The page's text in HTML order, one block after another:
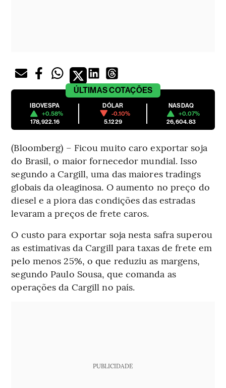
ÚLTIMASCOTAÇÕES
IBOVESPA
+0.58%
178,922.16
DÓLAR
-0.10%
5.1229
NASDAQ
+0.07%
26,604.83
(Bloomberg) – Ficou muito caro exportar soja
do Brasil, o maior fornecedor mundial. Isso
segundo a Cargill, uma das maiores tradings
globais da oleaginosa. O aumento no preço do
diesel e a piora das condições das estradas
levaram a preços de frete caros.
O custo para exportar soja nesta safra superou
as estimativas da Cargill para taxas de frete em
pelo menos 25%, o que reduziu as margens,
segundo Paulo Sousa, que comanda as
operações da Cargill no país.
PUBLICIDADE